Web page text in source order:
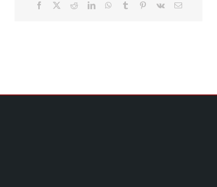
Facebook RedditLinkedInWhatsApp
Tumblr Pinterest
Vk Email